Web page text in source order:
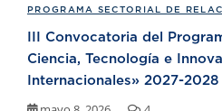
PROGRAMA SECTORIAL DE
III Convocatoria del
Ciencia, Tecnología e
Internacionales» 2027-2028